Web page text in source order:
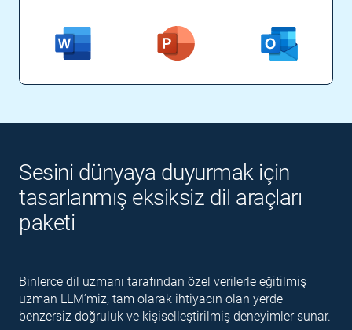
Sesini dünyaya duyurmak için
tasarlanmış eksiksiz dil araçları
paketi
Binlerce dil uzmanı tarafından özel verilerle eğitilmiş
uzman LLM’miz, tam olarak ihtiyacın olan yerde
benzersiz doğruluk ve kişiselleştirilmiş deneyimler sunar.